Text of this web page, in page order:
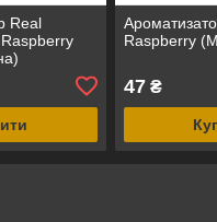
Real
Raspberry
47₴